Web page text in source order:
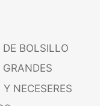
DE BOLSILLO
NECESERES